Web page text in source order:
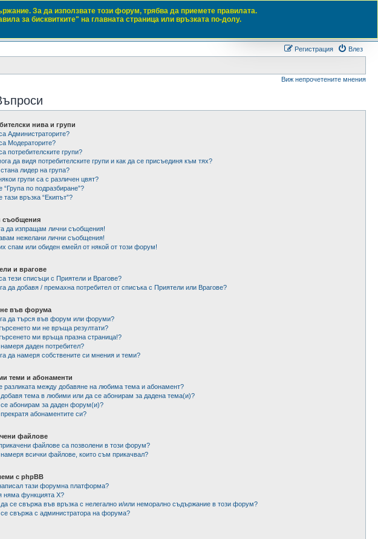
Влез
Регистрация
Виж непрочетените мнения
нива и групи
Администраторите?
Модераторите?
потребителските групи?
да видя потребителските групи и как да се присъединя към тях?
лидер на група?
групи са с различен цвят?
“Група по подразбиране”?
тази връзка “Екипът”?
съобщения
да изпращам лични съобщения!
нежелани лични съобщения!
спам или обиден емейл от някой от този форум!
и врагове
тези списъци с Приятели и Врагове?
да добавя / премахна потребител от списъка с Приятели или Врагове?
във форума
да търся във форум или форуми?
ми не връща резултати?
ми връща празна страница!?
намеря даден потребител?
да намеря собствените си мнения и теми?
теми и абонаменти
разликата между добавяне на любима тема и абонамент?
добавя тема в любими или да се абонирам за дадена тема(и)?
се абонирам за даден форум(и)?
абонаментите си?
файлове
файлове са позволени в този форум?
намеря всички файлове, които съм прикачвал?
с phpBB
тази форумна платформа?
няма функцията X?
да се свържа във връзка с нелегално и/или неморално съдържание в този форум?
се свържа с администратора на форума?
За да използвате този форум, трябва да приемете правилата.
за бисквитките" на главната страница или връзката по-долу.